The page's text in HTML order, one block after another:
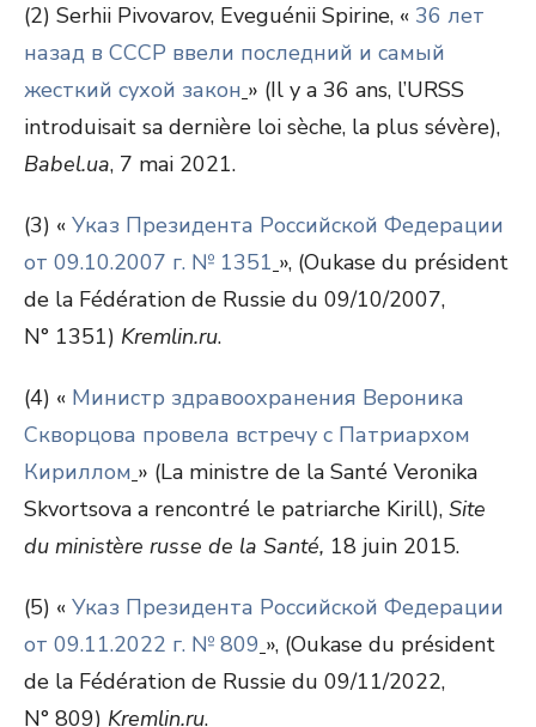
(2) Serhii Pivovarov, Eveguénii Spirine, « 36 лет
назад в СССР ввели последний и самый
жесткий сухой закон » (Il y a 36 ans, l’URSS
introduisait sa dernière loi sèche, la plus sévère),
Babel.ua, 7 mai 2021.
(3) « Указ Президента Российской Федерации
от 09.10.2007 г. № 1351 », (Oukase du président
de la Fédération de Russie du 09/10/2007,
N° 1351) Kremlin.ru.
(4) « Министр здравоохранения Вероника
Скворцова провела встречу с Патриархом
Кириллом » (La ministre de la Santé Veronika
Skvortsova a rencontré le patriarche Kirill), Site
du ministère russe de la Santé, 18 juin 2015.
(5) « Указ Президента Российской Федерации
от 09.11.2022 г. № 809 », (Oukase du président
de la Fédération de Russie du 09/11/2022,
N° 809) Kremlin.ru.